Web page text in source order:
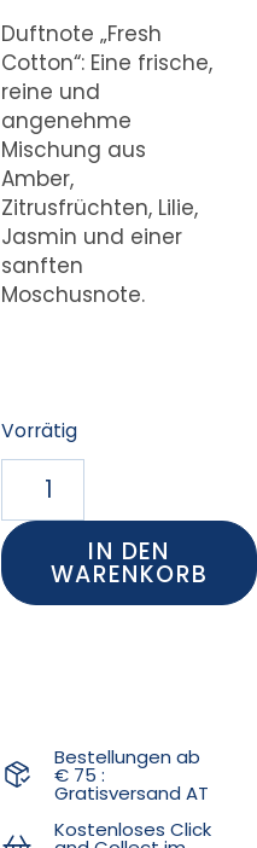
Duftnote „Fresh
Cotton“: Eine frische,
reine und
angenehme
Mischung aus
Amber,
Zitrusfrüchten, Lilie,
Jasmin und einer
sanften
Moschusnote.
Vorrätig
IN DEN
WARENKORB
Bestellungen ab
€ 75 :
Gratisversand AT
Kostenloses Click